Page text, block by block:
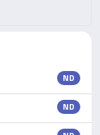
ND
ND